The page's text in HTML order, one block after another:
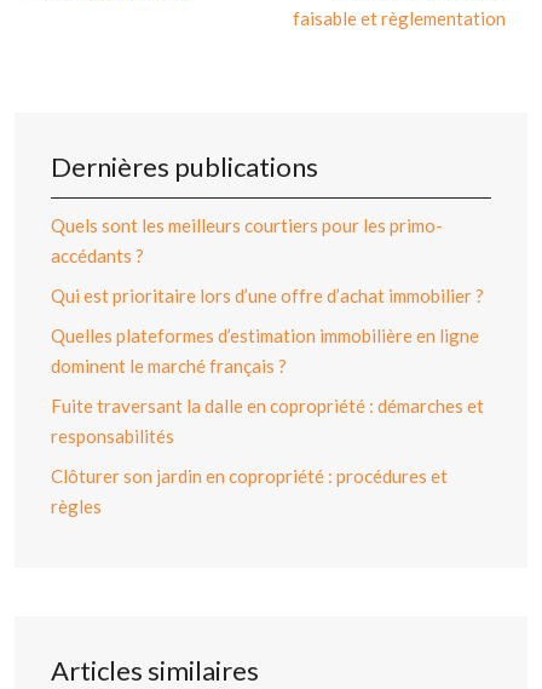
faisable et règlementation
Dernières publications
Quels sont les meilleurs courtiers pour les primo-
accédants ?
Qui est prioritaire lors d’une offre d’achat immobilier ?
Quelles plateformes d’estimation immobilière en ligne
dominent le marché français ?
Fuite traversant la dalle en copropriété : démarches et
responsabilités
Clôturer son jardin en copropriété : procédures et
règles
Articles similaires